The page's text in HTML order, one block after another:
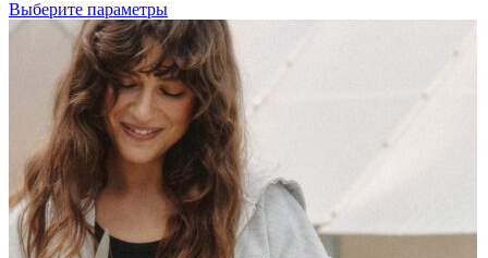
Выберите параметры